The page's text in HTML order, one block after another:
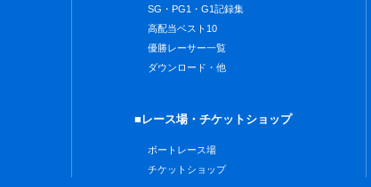
SG・PG1・G1記録集
高配当ベスト10
優勝レーサー一覧
ダウンロード・他
■レース場・チケットショップ
ボートレース場
チケットショップ